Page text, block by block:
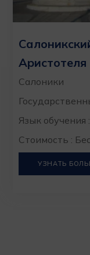
Аристотеля
Салоники
Язык обучения
Стоимость :
УЗНАТЬ